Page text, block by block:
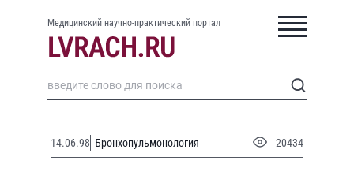
Медицинский научно-практический портал
14.06.98 Бронхопульмонология 20434